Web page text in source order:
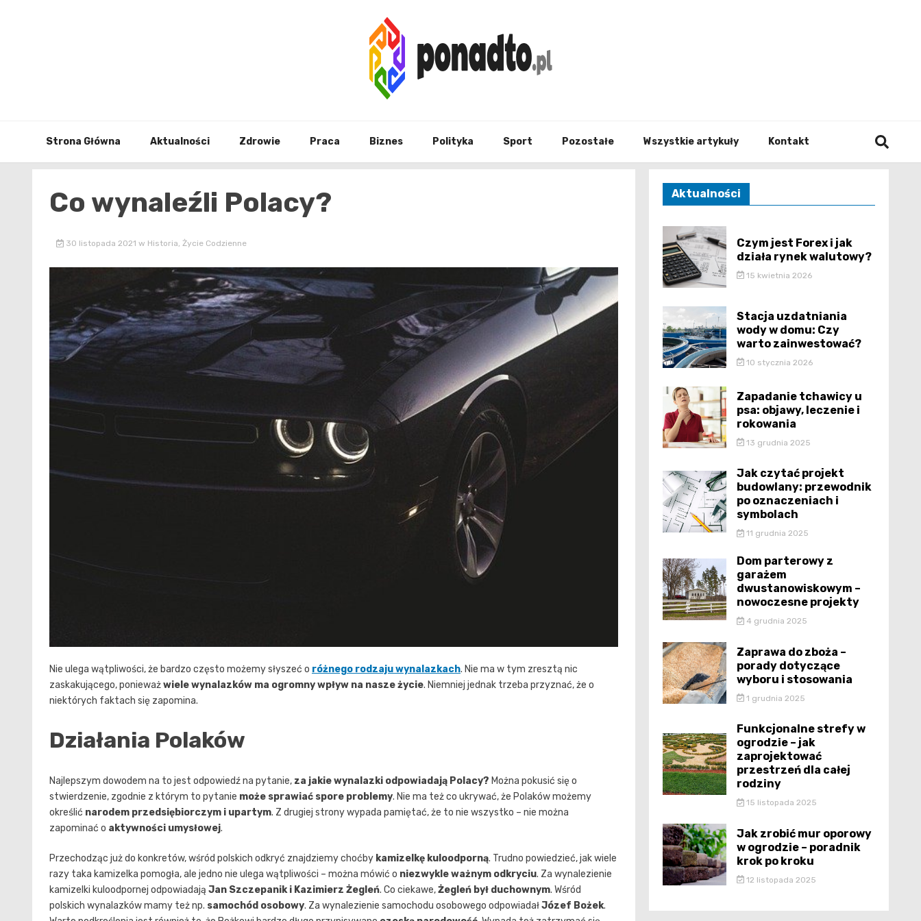
ponadto.pl
Strona Główna Aktualności Zdrowie Praca Biznes Polityka Sport Pozostałe Wszystkie artykuły Kontakt
Co wynaleźli Polacy?
30 listopada 2021 w Historia, Życie Codzienne
Nie ulega wątpliwości, że bardzo często możemy słyszeć o różnego rodzaju wynalazkach. Nie ma w tym zresztą nic
zaskakującego, ponieważwiele wynalazków ma ogromny wpływ na nasze życie. Niemniej jednak trzeba przyznać, że o
niektórych faktach się zapomina.
Działania Polaków
Najlepszym dowodem na to jest odpowiedź na pytanie, za jakie wynalazki odpowiadają Polacy? Można pokusić się o
stwierdzenie, zgodnie z którym to pytanie może sprawiać spore problemy. Nie ma też co ukrywać, że Polaków możemy
określić narodem przedsiębiorczym i upartym. Z drugiej strony wypada pamiętać, że to nie wszystko – nie można
zapominać o aktywności umysłowej.
Przechodząc już do konkretów, wśród polskich odkryć znajdziemy choćby kamizelkę kuloodporną. Trudno powiedzieć, jak wiele
razy taka kamizelka pomogła, ale jedno nie ulega wątpliwości – można mówić o niezwykle ważnym odkryciu. Za wynalezienie
kamizelki kuloodpornej odpowiadają Jan Szczepanik i Kazimierz Żegleń. Co ciekawe,Żegleń był duchownym. Wśród
polskich wynalazków mamy też np. samochód osobowy. Za wynalezienie samochodu osobowego odpowiadałJózef Bożek.
Aktualności
Czym jest Forex i jak
działa rynek walutowy?
15 kwietnia 2026
Stacja uzdatniania
wody w domu: Czy
warto zainwestować?
10 stycznia 2026
Zapadanie tchawicy u
psa: objawy, leczenie i
rokowania
13 grudnia 2025
Jak czytać projekt
budowlany: przewodnik
po oznaczeniach i
symbolach
11 grudnia 2025
Dom parterowy z
garażem
dwustanowiskowym –
nowoczesne projekty
4 grudnia 2025
Zaprawa do zboża –
porady dotyczące
wyboru i stosowania
1 grudnia 2025
Funkcjonalne strefy w
ogrodzie – jak
zaprojektować
przestrzeń dla całej
rodziny
15 listopada 2025
Jak zrobić mur oporowy
w ogrodzie – poradnik
krok po kroku
12 listopada 2025